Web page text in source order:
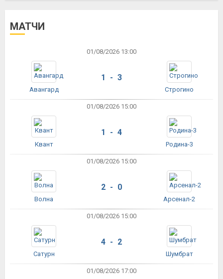
МАТЧИ
01/08/2026 13:00
Авангард
1 - 3
Строгино
01/08/2026 15:00
Квант
1 - 4
Родина-3
01/08/2026 15:00
Волна
2 - 0
Арсенал-2
01/08/2026 15:00
Сатурн
4 - 2
Шумбрат
01/08/2026 17:00